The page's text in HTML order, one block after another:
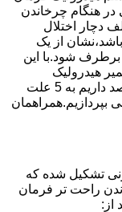
در هنگام چرخاندن
دچار اختلال
از یک
برطرف شود.با این
هیدرولیک
فرمان،با این علل آشنا شوید.در این مطلب قصد داریم به 5 علت
بپردازیم.همراهمان
تشکیل شده که
راحت تر فرمان
از: